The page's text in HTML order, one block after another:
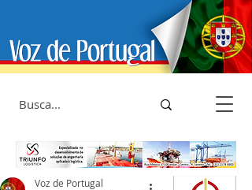
Voz de Portugal